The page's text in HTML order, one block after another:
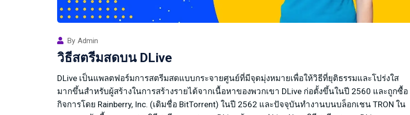
By Admin
วิธีสตรีมสดบน DLive
DLive เป็นแพลตฟอร์มการสตรีมสดแบบกระจายศูนย์ที่มีจุดมุ่งหมายเพื่อให้วิธีที่ยุติธรรมและโปร่งใส
มากขึ้นสำหรับผู้สร้างในการสร้างรายได้จากเนื้อหาของพวกเขา DLive ก่อตั้งขึ้นในปี 2560 และถูกซื้อ
กิจการโดย Rainberry, Inc. (เดิมชื่อ BitTorrent) ในปี 2562 และปัจจุบันทำงานบนบล็อกเชน TRON ใน